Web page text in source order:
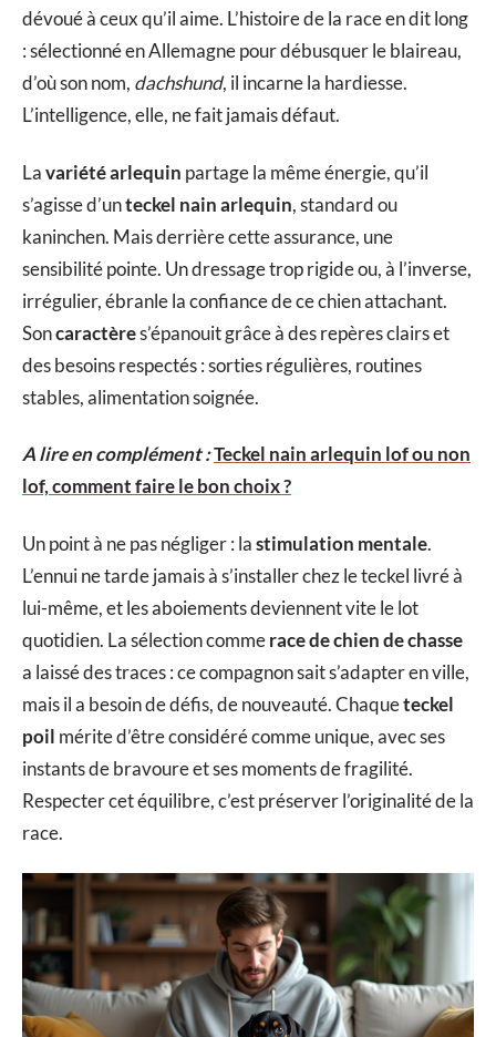
dévoué à ceux qu’il aime. L’histoire de la race en dit long
: sélectionné en Allemagne pour débusquer le blaireau,
d’où son nom, dachshund, il incarne la hardiesse.
L’intelligence, elle, ne fait jamais défaut.
Lavariété arlequin partage la même énergie, qu’il
s’agisse d’unteckel nain arlequin, standard ou
kaninchen. Mais derrière cette assurance, une
sensibilité pointe. Un dressage trop rigide ou, à l’inverse,
irrégulier, ébranle la confiance de ce chien attachant.
Soncaractères’épanouit grâce à des repères clairs et
des besoins respectés : sorties régulières, routines
stables, alimentation soignée.
A lire en complément :Teckel nain arlequin lof ou non
lof, comment faire le bon choix ?
Un point à ne pas négliger : lastimulation mentale.
L’ennui ne tarde jamais à s’installer chez le teckel livré à
lui-même, et les aboiements deviennent vite le lot
quotidien. La sélection commerace de chien de chasse
a laissé des traces : ce compagnon sait s’adapter en ville,
mais il a besoin de défis, de nouveauté. Chaqueteckel
poil mérite d’être considéré comme unique, avec ses
instants de bravoure et ses moments de fragilité.
Respecter cet équilibre, c’est préserver l’originalité de la
race.